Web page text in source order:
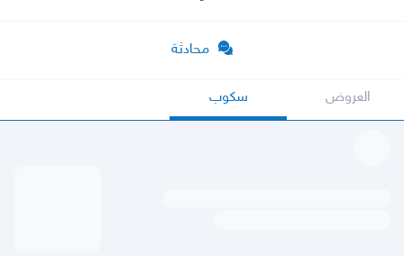
محادثة
العروض سكوب